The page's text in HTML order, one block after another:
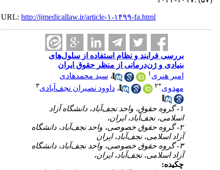
URL:http://ijmedicallaw.ir/article-۱-۱۴۹۹-fa.html
بررسی فرایند و نظام استفاده از سلول‌های
بنیادی و ژن‌درمانی از منظر حقوق ایران
امیر هنری۱ ،سید محمدهادی
مهدوی
۲ ،داوود نصیران نجف‌آبادی
۱- گروه حقوق، واحد نجف‌آباد، دانشگاه آزاد
اسلامی، نجف‌آباد، ایران،
۲- گروه حقوق خصوصی، واحد نجف‌آباد، دانشگاه
آزاد اسلامی، نجف‌آباد، ایران
۳- گروه حقوق خصوصی، واحد نجف‌آباد، دانشگاه
آزاد اسلامی، نجف‌آباد، ایران،
چکیده: